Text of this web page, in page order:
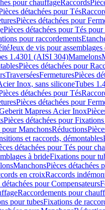
pour chauffageRaccords
détachées pour Tés
Pièces détachées pour
Pièces détachées pour Tés
pour raccordements
Jeux de vis pour assemblages
1.4301 (AISI 304)Mamelons
Pièces détachées pour
TraverséesFermeturesPièces
Inox, sans siliconeTubes
détachées pour Tés
Pièces détachées pour
Mapress Acier Inox
Pièces détachées pour
pour ManchonsRéductions
et raccords, démontables
détachées pour Tés pour
à brideFixations pour
ManchonsPièces détachées
en croixRaccords
détachées pour Compensateurs
Raccordements pour
pour tubesFixations de